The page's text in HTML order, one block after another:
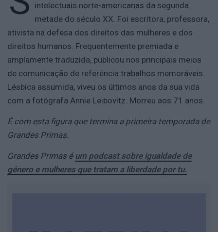
intelectuais norte-americanas da segunda
metade do século XX. Foi escritora, professora,
ativista na defesa dos direitos das mulheres e dos
direitos humanos. Frequentemente premiada e
amplamente traduzida, publicou nos principais meios
de comunicação de referência trabalhos memoráveis.
Lésbica assumida, viveu os últimos anos da sua vida
com a fotógrafa Annie Leibovitz. Morreu aos 71 anos.
É com esta figura que termina a primeira temporada de
Grandes Primas.
Grandes Primas é um podcast sobre igualdade de
género e mulheres que tratam a liberdade por tu.